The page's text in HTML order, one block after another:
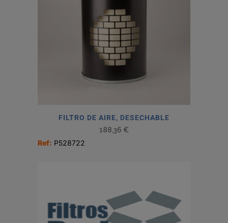
FILTRO DE AIRE, DESECHABLE
188,36 €
Ref: P528722